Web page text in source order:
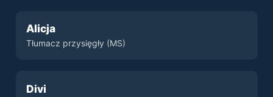
Alicja
Tłumacz przysięgły (MS)
Divi